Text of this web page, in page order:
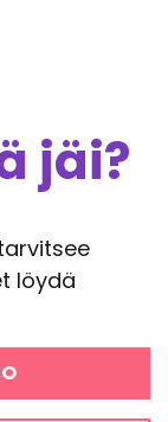
jäi?
löydä